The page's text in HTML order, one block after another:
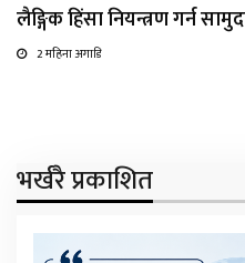
लैङ्गिक हिंसा नियन्त्रण गर्न
2 महिना अगाडि
भर्खरै प्रकाशित